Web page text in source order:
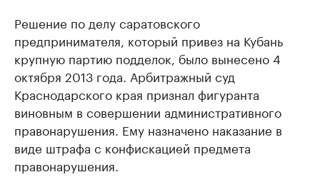
Решение по делу саратовского
предпринимателя, который привез на Кубань
крупную партию подделок, было вынесено 4
октября 2013 года. Арбитражный суд
Краснодарского края признал фигуранта
виновным в совершении административного
правонарушения. Ему назначено наказание в
виде штрафа с конфискацией предмета
правонарушения.